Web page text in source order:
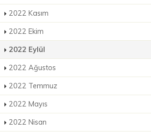
2022 Kasım
2022 Ekim
2022 Eylül
2022 Ağustos
2022 Temmuz
2022 Mayıs
2022 Nisan